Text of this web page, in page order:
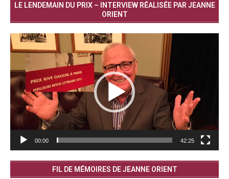
LE LENDEMAIN DU PRIX – INTERVIEW RÉALISÉE PAR JEANNE
ORIENT
Lecteur
vidéo
00:00 42:25
FIL DE MÉMOIRES DE JEANNE ORIENT